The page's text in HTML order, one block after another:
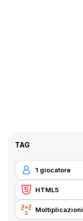
TAG
1 giocatore
HTML5
Moltiplicazioni